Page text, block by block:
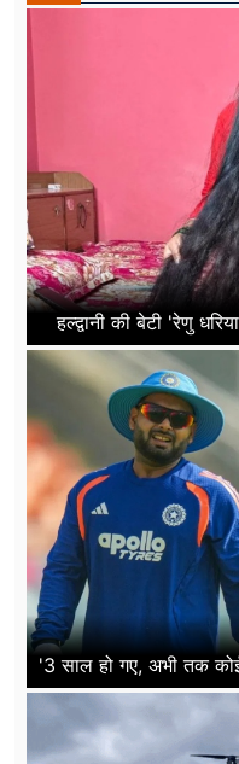
हल्द्वानी की बेटी 'रेणु
'3 साल हो गए, अभी तक